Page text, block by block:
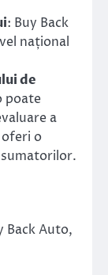
: Buy Back
național
de
poate
a
o
Back Auto,